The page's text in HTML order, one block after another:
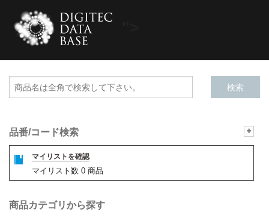
品番/コード検索
マイリストを確認
マイリスト数 0 商品
商品カテゴリから探す